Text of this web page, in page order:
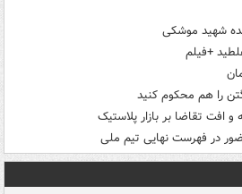
شهید موشکی
+فیلم
را هم محکوم کنید
و افت تقاضا بر بازار پلاستیک